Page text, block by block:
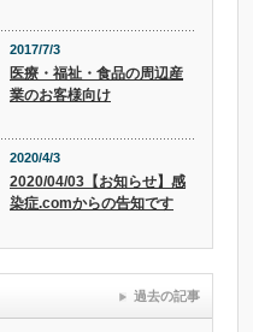
2017/7/3
医療・福祉・食品の周辺産
業のお客様向け
2020/4/3
2020/04/03【お知らせ】感
染症.comからの告知です
過去の記事